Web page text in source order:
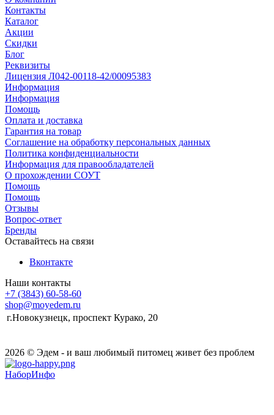
Контакты
Каталог
Акции
Скидки
Блог
Реквизиты
Лицензия Л042-00118-42/00095383
Информация
Информация
Помощь
Оплата и доставка
Гарантия на товар
Соглашение на обработку персональных данных
Политика конфиденциальности
Информация для правообладателей
О прохождении СОУТ
Помощь
Помощь
Отзывы
Вопрос-ответ
Бренды
Оставайтесь на связи
Вконтакте
Наши контакты
+7 (3843) 60-58-60
shop@moyedem.ru
г.Новокузнецк, проспект Курако, 20
2026 © Эдем - и ваш любимый питомец живет без проблем
НаборИнфо